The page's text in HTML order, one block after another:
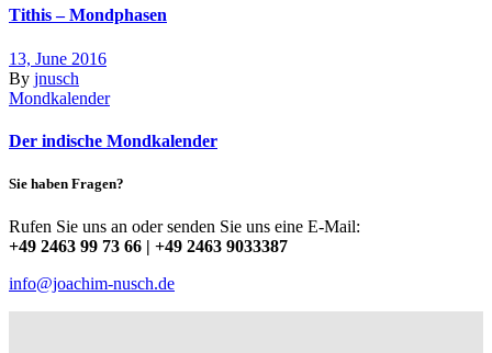
Tithis – Mondphasen
13, June 2016
By jnusch
Mondkalender
Der indische Mondkalender
Sie haben Fragen?
Rufen Sie uns an oder senden Sie uns eine E-Mail:
+49 2463 99 73 66 | +49 2463 9033387
info@joachim-nusch.de